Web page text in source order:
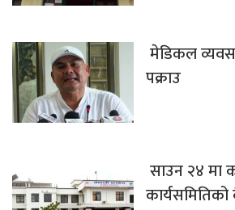
मेडिकल
पक्राउ
साउन २४ मा